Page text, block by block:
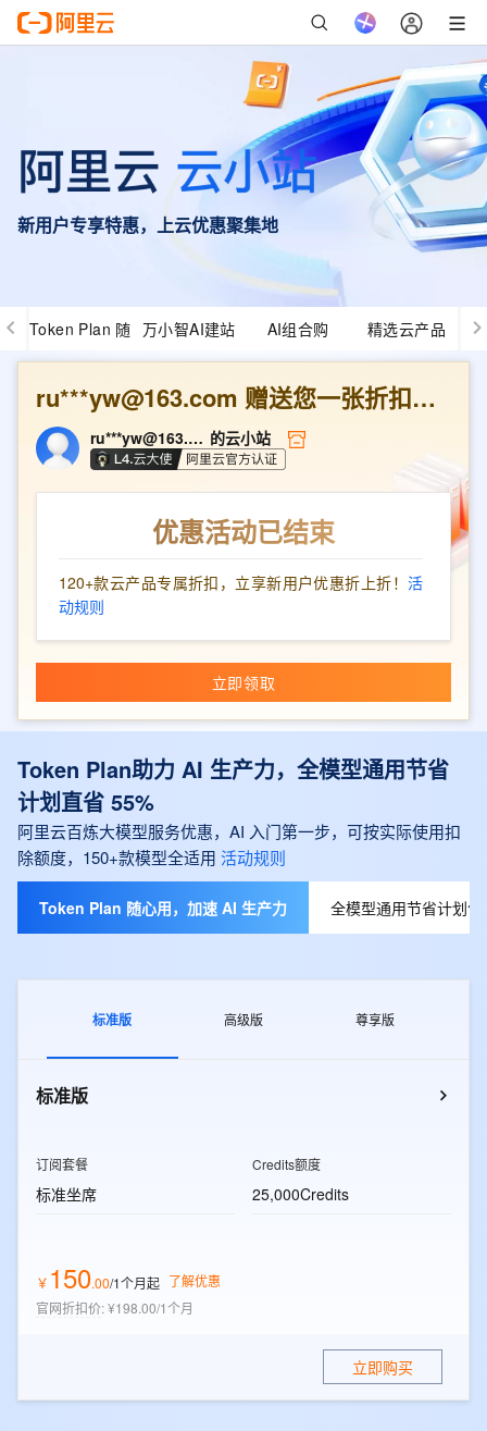
新用户专享特惠，上云优惠聚集地
Token Plan 随 万小智AI建站 AI组合购 精选云产品
ru***yw@163.com 赠送您一张折扣优惠券
ru***yw@163.com 的云小站
优惠活动已结束
120+款云产品专属折扣，立享新用户优惠折上折！ 活
动规则
立即领取
Token Plan助力 AI 生产力，全模型通用节省
计划直省 55%
阿里云百炼大模型服务优惠，AI 入门第一步，可按实际使用扣
除额度，150+款模型全适用 活动规则
Token Plan 随心用，加速 AI 生产力 全模型通用节省计划
标准版 高级版 尊享版
标准版
订阅套餐
标准坐席
Credits额度
25,000Credits
￥ 150.00/1个月起 了解优惠
官网折扣价:¥198.00/1个月
立即购买